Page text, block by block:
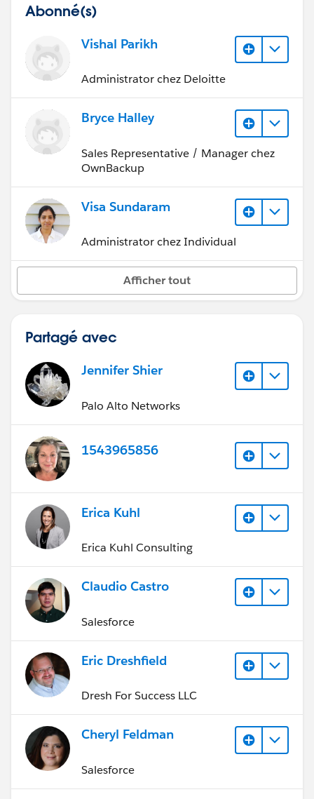
Abonné(s)
Vishal Parikh
Administrator chez Deloitte
Bryce Halley
Sales Representative / Manager chez
OwnBackup
Visa Sundaram
Administrator chez Individual
Afficher tout
Partagé avec
Jennifer Shier
Palo Alto Networks
1543965856
Erica Kuhl
Erica Kuhl Consulting
Claudio Castro
Salesforce
Eric Dreshfield
Dresh For Success LLC
Cheryl Feldman
Salesforce